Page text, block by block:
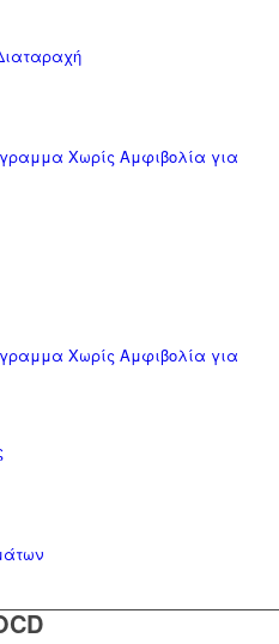
Χωρίς Αμφιβολία για
Χωρίς Αμφιβολία για